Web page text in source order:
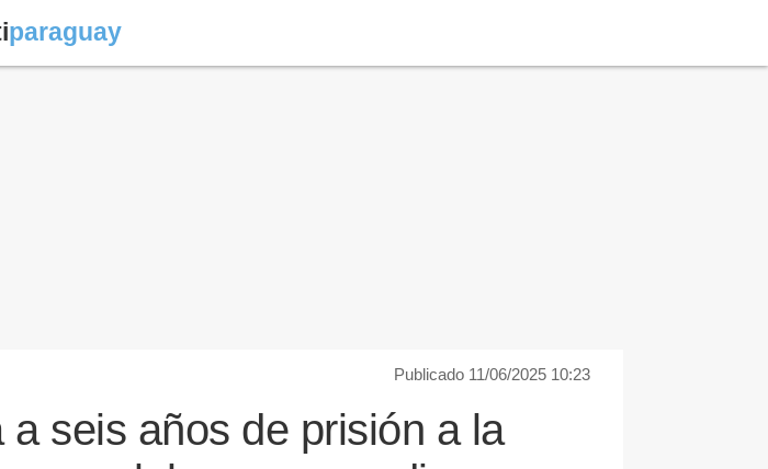
paraguay
Publicado 11/06/2025 10:23
seis años de prisión a la